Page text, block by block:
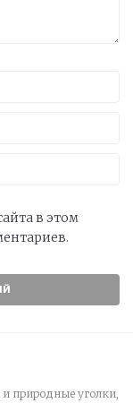
в этом
природные уголки,